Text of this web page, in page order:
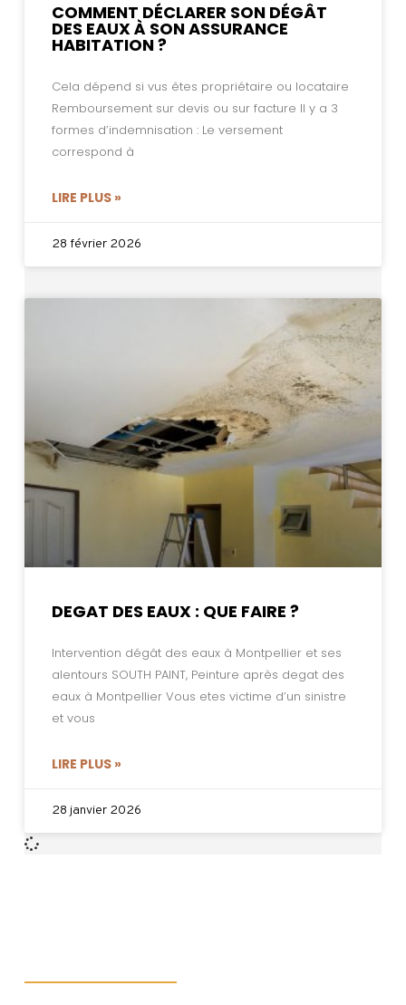
COMMENT DÉCLARER SON DÉGÂT
DES EAUX À SON ASSURANCE
HABITATION ?
Cela dépend si vus êtes propriétaire ou locataire
Remboursement sur devis ou sur facture Il y a 3
formes d’indemnisation : Le versement
correspond à
LIRE PLUS »
28 février 2026
DEGAT DES EAUX : QUE FAIRE ?
Intervention dégât des eaux à Montpellier et ses
alentours SOUTH PAINT, Peinture après degat des
eaux à Montpellier Vous etes victime d’un sinistre
et vous
LIRE PLUS »
28 janvier 2026